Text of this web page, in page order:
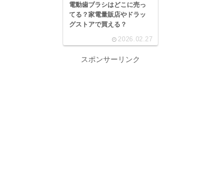
電動歯ブラシはどこに売っ
てる？家電量販店やドラッ
グストアで買える？
2026.02.27
スポンサーリンク